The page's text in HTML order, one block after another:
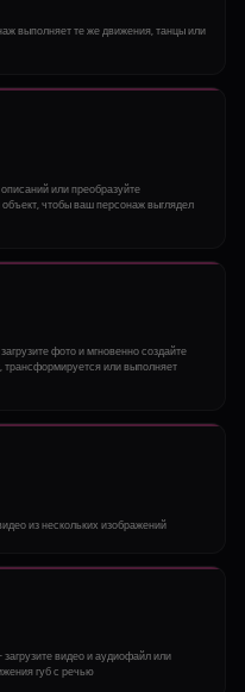
выполняет те же движения, танцы или
или преобразуйте
чтобы ваш персонаж выглядел
фото и мгновенно создайте
трансформируется или выполняет
из нескольких изображений
загрузите видео и аудиофайл или
губ с речью